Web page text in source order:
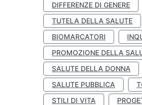
DIFFERENZE DI GENERE
TUTELA DELLA SALUTE
BIOMARCATORI
PROMOZIONE DELLA
SALUTE DELLA DONNA
SALUTE PUBBLICA
STILI DI VITA